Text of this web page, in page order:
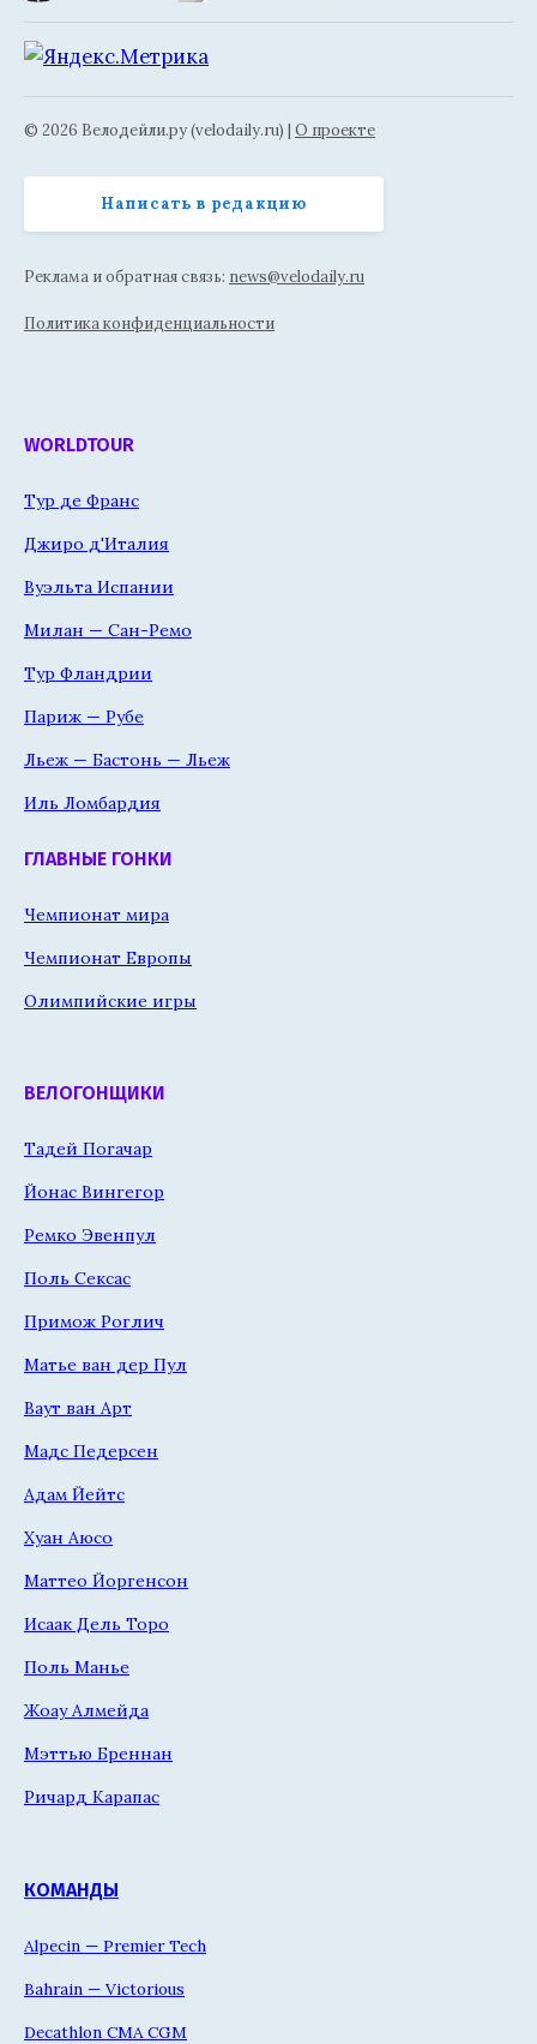
© 2026 Велодейли.ру (velodaily.ru) | О проекте
Написать в редакцию
Реклама и обратная связь: news@velodaily.ru
Политика конфиденциальности
WORLDTOUR
Тур де Франс
Джиро д'Италия
Вуэльта Испании
Милан — Сан-Ремо
Тур Фландрии
Париж — Рубе
Льеж — Бастонь — Льеж
Иль Ломбардия
ГЛАВНЫЕ ГОНКИ
Чемпионат мира
Чемпионат Европы
Олимпийские игры
ВЕЛОГОНЩИКИ
Тадей Погачар
Йонас Вингегор
Ремко Эвенпул
Поль Сексас
Примож Роглич
Матье ван дер Пул
Ваут ван Арт
Мадс Педерсен
Адам Йейтс
Хуан Аюсо
Маттео Йоргенсон
Исаак Дель Торо
Поль Манье
Жоау Алмейда
Мэттью Бреннан
Ричард Карапас
КОМАНДЫ
Alpecin — Premier Tech
Bahrain — Victorious
Decathlon CMA CGM